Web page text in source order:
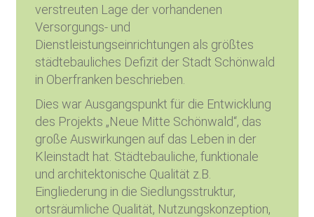
verstreuten Lage der vorhandenen
Versorgungs- und
Dienstleistungseinrichtungen als größtes
städtebauliches Defizit der Stadt Schönwald
in Oberfranken beschrieben.
Dies war Ausgangspunkt für die Entwicklung
des Projekts „Neue Mitte Schönwald“, das
große Auswirkungen auf das Leben in der
Kleinstadt hat. Städtebauliche, funktionale
und architektonische Qualität z.B.
Eingliederung in die Siedlungsstruktur,
ortsräumliche Qualität, Nutzungskonzeption,